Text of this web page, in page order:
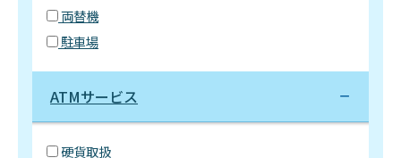
両替機
駐車場
ATMサービス
硬貨取扱